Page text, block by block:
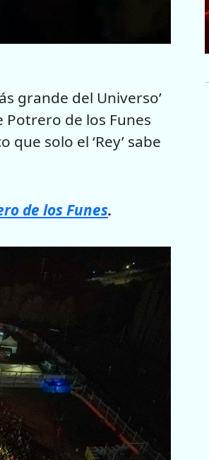
grande del Universo’
de los Funes
solo el ‘Rey’ sabe
de los Funes.